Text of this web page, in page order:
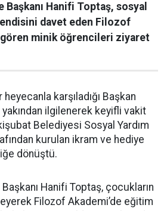
Başkanı Hanifi Toptaş, sosyal
davet eden Filozof
gören minik öğrencileri ziyaret
karşıladığı Başkan
ilgilenerek keyifli vakit
Belediyesi Sosyal Yardım
kurulan ikram ve hediye
dönüştü.
Hanifi Toptaş, çocukların
Filozof Akademi’de eğitim